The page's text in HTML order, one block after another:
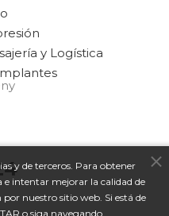
y Logística
y de terceros. Para obtener
e intentar mejorar la calidad de
nuestro sitio web. Si está de
o siga navegando.